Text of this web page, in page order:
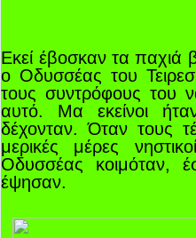
Εκεί έβοσκαν τα παχιά
ο Οδυσσέας του
τους συντρόφους του
αυτό. Μα εκείνοι
δέχονταν. Όταν τους
μερικές μέρες
Οδυσσέας κοιμόταν,
έψησαν.